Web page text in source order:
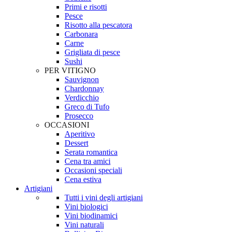
Primi e risotti
Pesce
Risotto alla pescatora
Carbonara
Carne
Grigliata di pesce
Sushi
PER VITIGNO
Sauvignon
Chardonnay
Verdicchio
Greco di Tufo
Prosecco
OCCASIONI
Aperitivo
Dessert
Serata romantica
Cena tra amici
Occasioni speciali
Cena estiva
Artigiani
Tutti i vini degli artigiani
Vini biologici
Vini biodinamici
Vini naturali